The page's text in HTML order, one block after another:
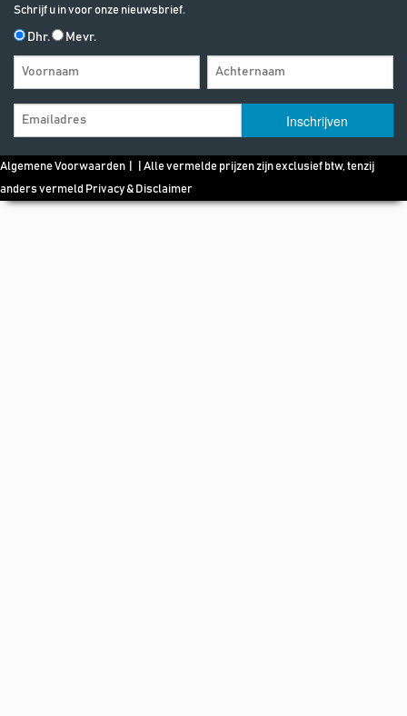
Schrijf u in voor onze nieuwsbrief.
Dhr. Mevr.
Algemene Voorwaarden | | Alle vermelde prijzen zijn exclusief btw, tenzij
anders vermeld Privacy & Disclaimer